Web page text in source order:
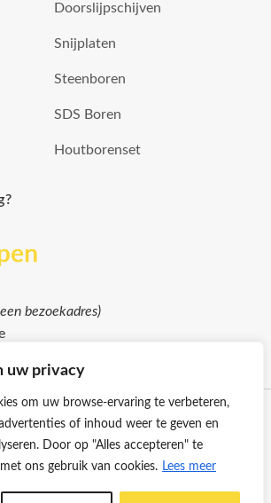
uw privacy
om uw browse-ervaring te verbeteren,
of inhoud weer te geven en
Door op "Alles accepteren" te
ons gebruik van cookies. Lees meer
Doorslijpschijven
Snijplaten
Steenboren
SDS Boren
Houtborenset
bezoekadres)